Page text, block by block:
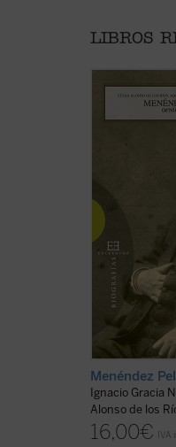
LIBROS
Hay hombres
ejemplo
se
compatriotas
envergadura,
ciertamente
que se quede
reconocerlo.
juzgarlo por
ficha)
Menéndez
Ignacio Gracia
Alonso de los
16,00€ IVA